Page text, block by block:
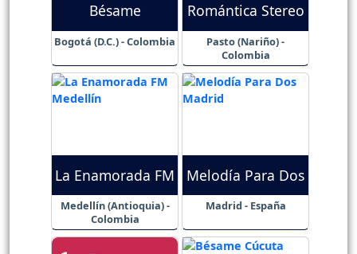
Bésame
Bogotá (D.C.) - Colombia
Romántica Stereo
Pasto (Nariño) -
Colombia
La Enamorada FM
Medellín (Antioquia) -
Colombia
Melodía Para Dos
Madrid - España